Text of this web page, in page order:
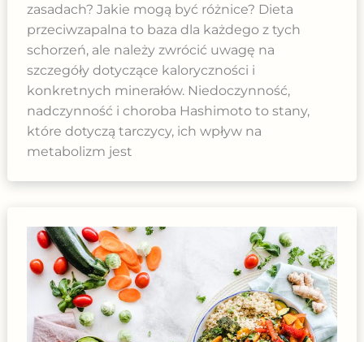
zasadach? Jakie mogą być różnice? Dieta
przeciwzapalna to baza dla każdego z tych
schorzeń, ale należy zwrócić uwagę na
szczegóły dotyczące kaloryczności i
konkretnych minerałów. Niedoczynność,
nadczynność i choroba Hashimoto to stany,
które dotyczą tarczycy, ich wpływ na
metabolizm jest